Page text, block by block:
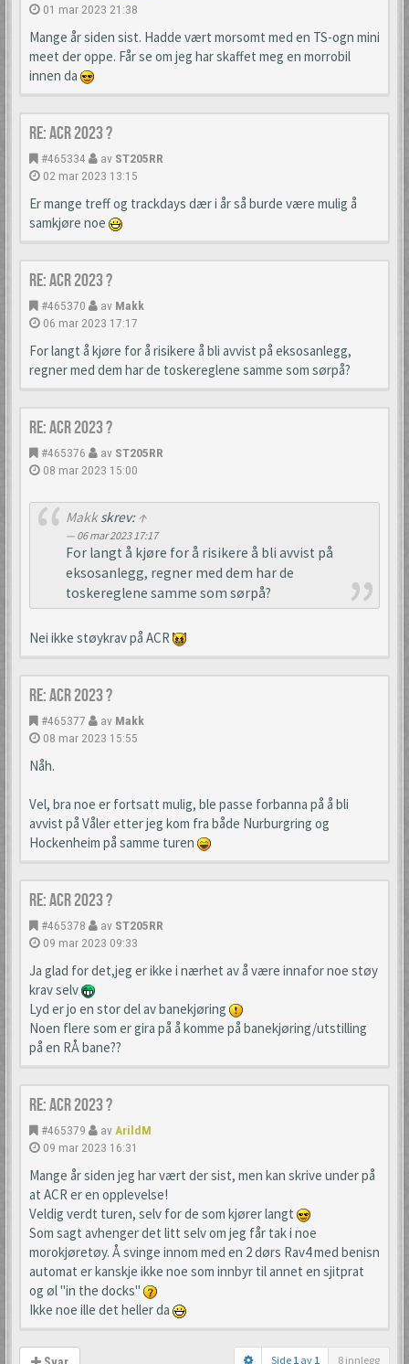
01 mar 2023 21:38
Mange år siden sist. Hadde vært morsomt med en TS-ogn mini
meet der oppe. Får se om jeg har skaffet meg en morrobil
innen da
Re: ACR 2023 ?
#465334 av ST205RR
02 mar 2023 13:15
Er mange treff og trackdays dær i år så burde være mulig å
samkjøre noe
Re: ACR 2023 ?
#465370 av Makk
06 mar 2023 17:17
For langt å kjøre for å risikere å bli avvist på eksosanlegg,
regner med dem har de toskereglene samme som sørpå?
Re: ACR 2023 ?
#465376 av ST205RR
08 mar 2023 15:00
Makkskrev: ↑
06 mar 2023 17:17
For langt å kjøre for å risikere å bli avvist på
eksosanlegg, regner med dem har de
toskereglene samme som sørpå?
Nei ikke støykrav på ACR
Re: ACR 2023 ?
#465377 av Makk
08 mar 2023 15:55
Nåh.
Vel, bra noe er fortsatt mulig, ble passe forbanna på å bli
avvist på Våler etter jeg kom fra både Nurburgring og
Hockenheim på samme turen
Re: ACR 2023 ?
#465378 av ST205RR
09 mar 2023 09:33
Ja glad for det,jeg er ikke i nærhet av å være innafor noe støy
krav selv
Lyd er jo en stor del av banekjøring
Noen flere som er gira på å komme på banekjøring/utstilling
på en RÅ bane??
Re: ACR 2023 ?
#465379 av ArildM
09 mar 2023 16:31
Mange år siden jeg har vært der sist, men kan skrive under på
at ACR er en opplevelse!
Veldig verdt turen, selv for de som kjører langt
Som sagt avhenger det litt selv om jeg får tak i noe
morokjøretøy. Å svinge innom med en 2 dørs Rav4 med benisn
automat er kanskje ikke noe som innbyr til annet en sjitprat
og øl "in the docks"
Ikke noe ille det heller da
Side 1 av 1 8 innlegg